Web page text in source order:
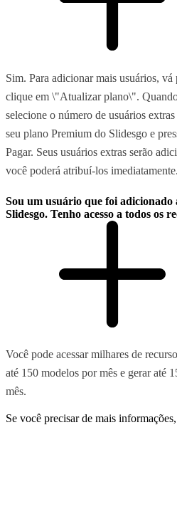
Sim. Para adicionar mais usuários,
clique em \"Atualizar plano\".
selecione o número de usuários
seu plano Premium do Slidesgo e
Pagar. Seus usuários extras serão
você poderá atribuí-los imediatamente.
Sou um usuário que foi
Slidesgo. Tenho acesso a todos os
Você pode acessar milhares de
até 150 modelos por mês e gerar até
mês.
Se você precisar de mais informações,